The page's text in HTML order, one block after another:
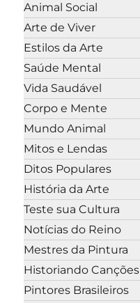
Animal Social
Arte de Viver
Estilos da Arte
Saúde Mental
Vida Saudável
Corpo e Mente
Mundo Animal
Mitos e Lendas
Ditos Populares
História da Arte
Teste sua Cultura
Notícias do Reino
Mestres da Pintura
Historiando Canções
Pintores Brasileiros